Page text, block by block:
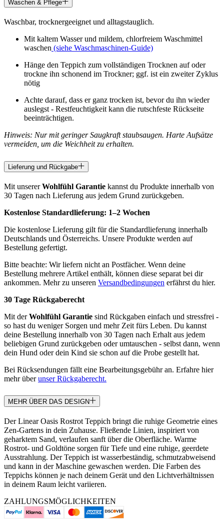
Waschen & Pflege
Waschbar, trocknergeeignet und alltagstauglich.
Mit kaltem Wasser und mildem, chlorfreiem Waschmittel
waschen (siehe Waschmaschinen-Guide)
Hänge den Teppich zum vollständigen Trocknen auf oder
trockne ihn schonend im Trockner; ggf. ist ein zweiter Zyklus
nötig
Achte darauf, dass er ganz trocken ist, bevor du ihn wieder
auslegst - Restfeuchtigkeit kann die rutschfeste Rückseite
beeinträchtigen.
Hinweis: Nur mit geringer Saugkraft staubsaugen. Harte Aufsätze
vermeiden, um die Weichheit zu erhalten.
Lieferung und Rückgabe
Mit unsererWohlfühl Garantie kannst du Produkte innerhalb von
30 Tagen nach Lieferung aus jedem Grund zurückgeben.
Kostenlose Standardlieferung: 1–2 Wochen
Die kostenlose Lieferung gilt für die Standardlieferung innerhalb
Deutschlands und Österreichs. Unsere Produkte werden auf
Bestellung gefertigt.
Bitte beachte: Wir liefern nicht an Postfächer. Wenn deine
Bestellung mehrere Artikel enthält, können diese separat bei dir
ankommen. Mehr zu unseren Versandbedingungen erfährst du hier.
30 Tage Rückgaberecht
Mit derWohlfühl Garantie sind Rückgaben einfach und stressfrei -
so hast du weniger Sorgen und mehr Zeit fürs Leben. Du kannst
deine Bestellung innerhalb von 30 Tagen nach Erhalt aus jedem
beliebigen Grund zurückgeben oder umtauschen - selbst dann, wenn
dein Hund oder dein Kind sie schon auf die Probe gestellt hat.
Bei Rücksendungen fällt eine Bearbeitungsgebühr an. Erfahre hier
mehr überunser Rückgaberecht.
MEHR ÜBER DAS DESIGN
Der Linear Oasis Rostrot Teppich bringt die ruhige Geometrie eines
Zen-Gartens in dein Zuhause. Fließende Linien, inspiriert von
geharktem Sand, verlaufen sanft über die Oberfläche. Warme
Rostrot- und Goldtöne sorgen für Tiefe und eine ruhige, geerdete
Ausstrahlung. Der Teppich ist wasserbeständig, schmutzabweisend
und kann in der Maschine gewaschen werden. Die Farben des
Teppichs können je nach deinem Gerät und den Lichtverhältnissen
in deinem Raum leicht variieren.
ZAHLUNGSMÖGLICHKEITEN